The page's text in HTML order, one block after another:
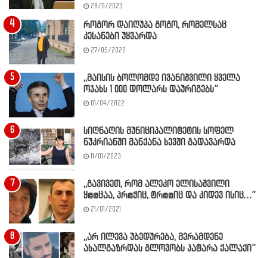
28/11/2023
როგორ დაიღუპა გოგო, რომელსაც
კესანები უყვარდა
27/05/2022
,,მაისის ბოლომდე ივანიშვილი ყველა
ოჯახს 1 000 დოლარს დაურიგებს”
01/04/2022
სიღნაღის მუნიციპალიტეტის სოფელ
ნუკრიანში მანქანა ხევში გადავარდა
11/01/2023
,,გავივეთ, რომ ალეკო ელისაშვილი
ყ@@ცაა, პრ@ჭიც, ტრ@@იც და კიდევ ისიც…”
21/01/2021
,,არ ილევა უბედურება, მერამდენე
ახალგაზრდას გლოვობს პატარა ქალაქი”